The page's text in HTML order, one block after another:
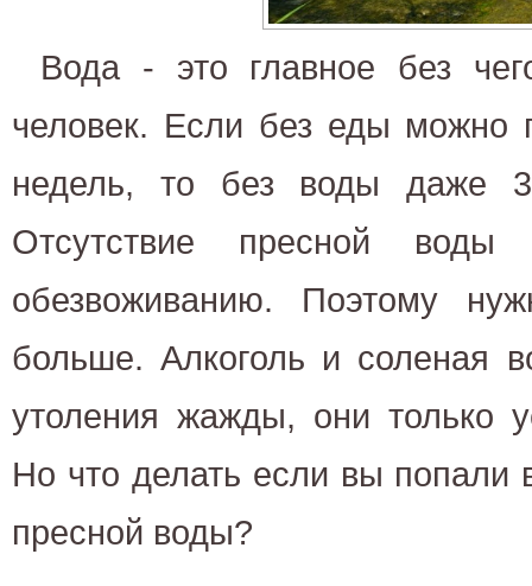
Вода - это главное без
человек. Если без еды можно
недель, то без воды даже
Отсутствие пресной
обезвоживанию. Поэтому
больше. Алкоголь и соленая
утоления жажды, они только
Но что делать если вы попали
пресной воды?